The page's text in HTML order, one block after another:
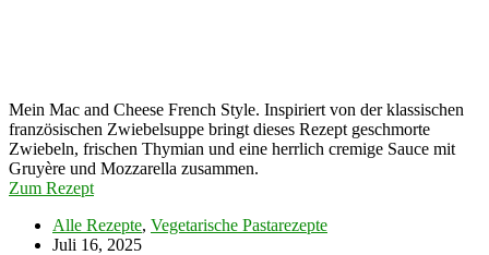
Mein Mac and Cheese French Style. Inspiriert von der klassischen
französischen Zwiebelsuppe bringt dieses Rezept geschmorte
Zwiebeln, frischen Thymian und eine herrlich cremige Sauce mit
Gruyère und Mozzarella zusammen.
Zum Rezept
Alle Rezepte, Vegetarische Pastarezepte
Juli 16, 2025